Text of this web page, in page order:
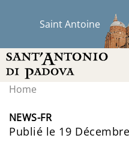
Saint Antoine
Home
NEWS-FR
Publié le 19